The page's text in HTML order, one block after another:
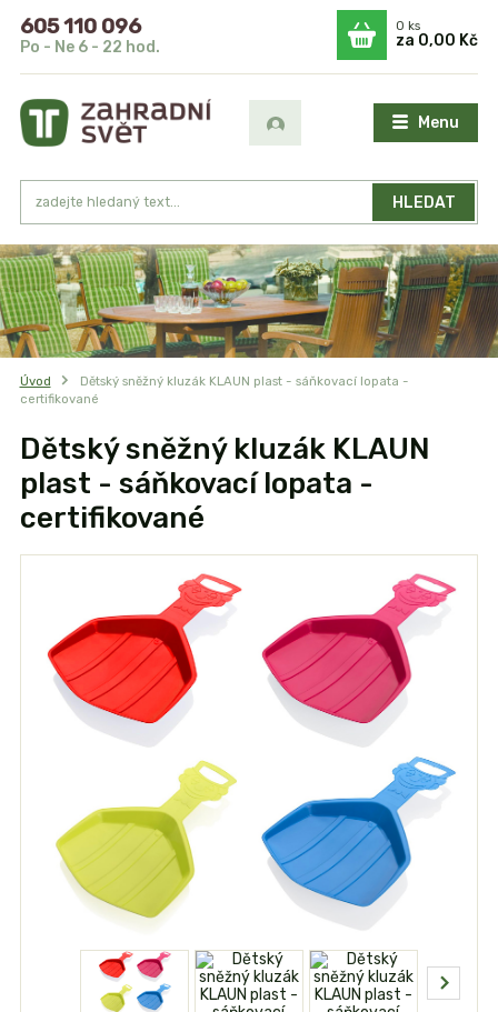
Menu
HLEDAT
605 110 096
Po - Ne 6 - 22 hod.
0ks
za 0,00 Kč
Úvod
Dětský sněžný kluzák KLAUN plast - sáňkovací lopata -
certifikované
Dětský sněžný kluzák KLAUN
plast - sáňkovací lopata -
certifikované